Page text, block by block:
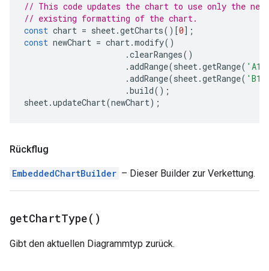
// This code updates the chart to use only the
// existing formatting of the chart.
const chart = sheet.getCharts()[0];
const newChart = chart.modify()
.clearRanges()
.addRange(sheet.getRange(
.addRange(sheet.getRange(
.build();
sheet.updateChart(newChart);
Rückflug
EmbeddedChartBuilder – Dieser Builder zur Verkettung.
getChartType( )
Gibt den aktuellen Diagrammtyp zurück.